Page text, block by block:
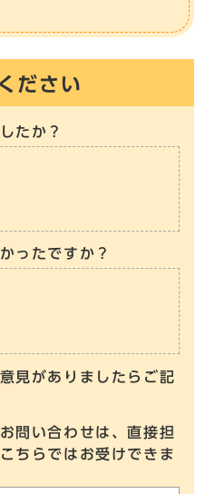
ださい
たか？
ったですか？
見がありましたらご記
問い合わせは、直接担
ちらではお受けできま